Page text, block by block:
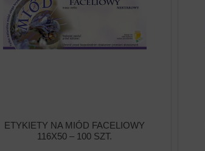
ETYKIETY NA MIÓD FACELIOWY
116X50 – 100 SZT.